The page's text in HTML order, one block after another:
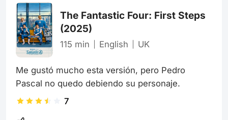
The Fantastic Four: First Steps
(2025)
115 min English UK
Me gustó mucho esta versión, pero Pedro
Pascal no quedo debiendo su personaje.
7